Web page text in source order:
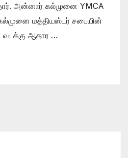
அன்னார் கல்முனை YMCA
மத்தியஸ்டர் சபையின்
ஆதார …